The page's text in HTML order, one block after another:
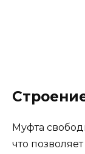
Муфта
что